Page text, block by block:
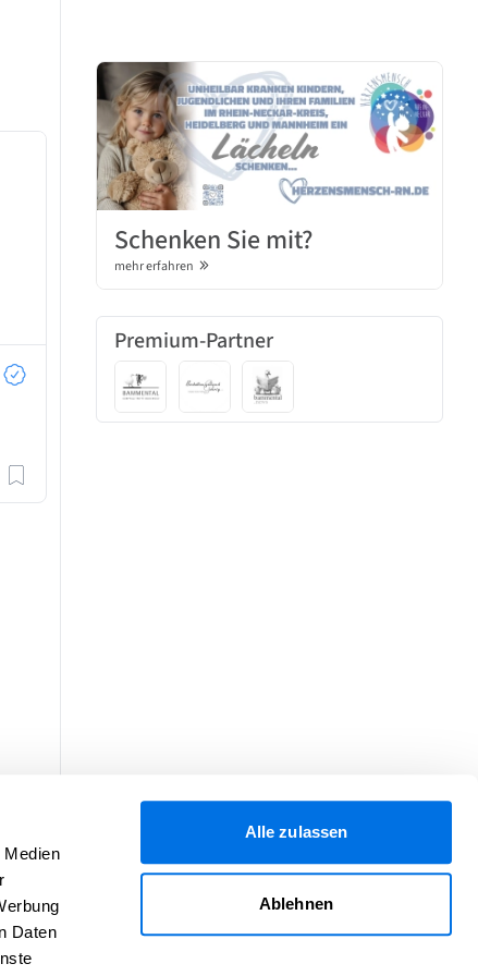
Daten
Alle zulassen
Ablehnen
Schenken Sie mit?
mehr erfahren
Premium-Partner